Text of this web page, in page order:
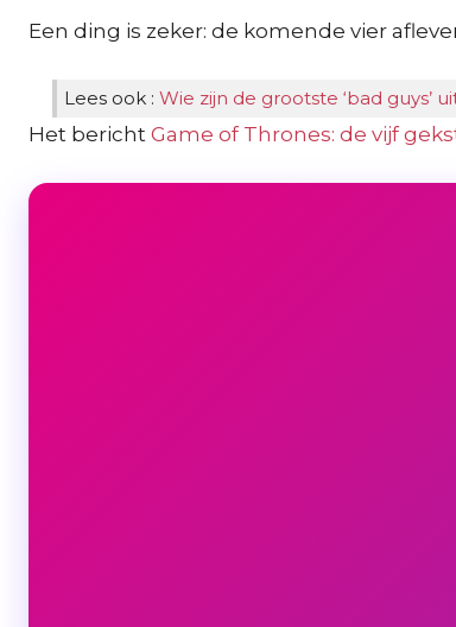
Een ding is zeker: de komende vier
Lees ook : Wie zijn de grootste ‘bad guys’
Het bericht Game of Thrones: de vijf